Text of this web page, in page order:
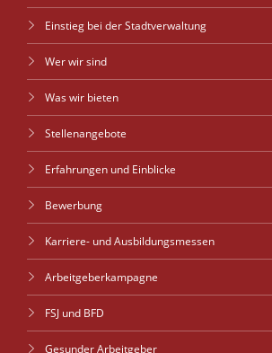
Einstieg bei der Stadtverwaltung
Wer wir sind
Was wir bieten
Stellenangebote
Erfahrungen und Einblicke
Bewerbung
Karriere- und Ausbildungsmessen
Arbeitgeberkampagne
FSJ und BFD
Gesunder Arbeitgeber